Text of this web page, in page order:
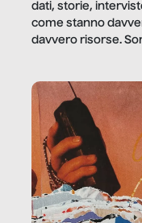
dati, storie,
come stanno
davvero risorse.